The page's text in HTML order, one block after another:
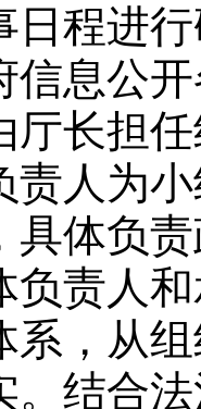
日程进
信息公
厅长担
责人为
具体负
负责人
系，从
。结合